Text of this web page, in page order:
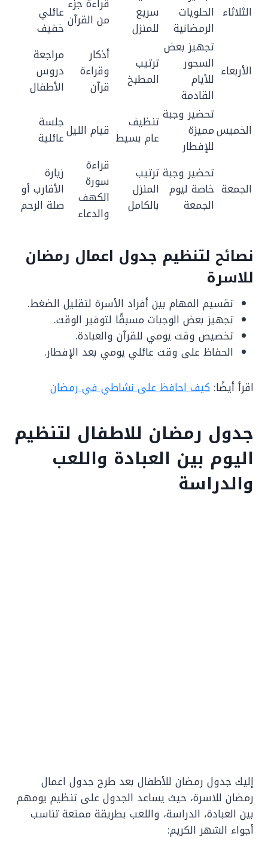
الثلاثاء الحلويات
الرمضانية
سريع
للمنزل
قراءة جزء
من القرآن عائلي
خفيف
الأربعاء
تجهيز بعض
السحور
للأيام
القادمة
ترتيب
المطبخ
أذكار
وقراءة
قرآن
مراجعة
دروس
الأطفال
الخميس
تحضير وجبة
مميزة
للإفطار
تنظيف
عام بسيط قيام الليلجلسة
عائلية
الجمعة
تحضير وجبة
خاصة ليوم
الجمعة
ترتيب
المنزل
بالكامل
قراءة
سورة
الكهف
والدعاء
زيارة
الأقارب أو
صلة الرحم
نصائح لتنظيم جدول اعمال رمضان
للاسرة
تقسيم المهام بين أفراد الأسرة لتقليل الضغط.
تجهيز بعض الوجبات مسبقًا لتوفير الوقت.
تخصيص وقت يومي للقرآن والعبادة.
الحفاظ على وقت عائلي يومي بعد الإفطار.
اقرأ أيضًا: كيف احافظ على نشاطي في رمضان
جدول رمضان للاطفال لتنظيم
اليوم بين العبادة واللعب
والدراسة
إليك جدول رمضان للأطفال بعد طرح جدول اعمال
رمضان للاسرة، حيث يساعد الجدول على تنظيم يومهم
بين العبادة، الدراسة، واللعب بطريقة ممتعة تناسب
أجواء الشهر الكريم: